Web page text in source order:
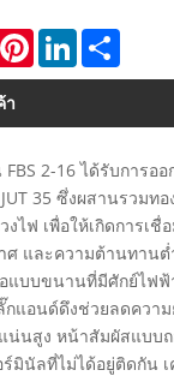
PinterestLinkedIn
า
2-16 ได้รับการออ
35 ซึ่งผสานรวมทอ
งไฟ เพื่อให้เกิดการเชื่
และความต้านทานต่
แบบขนานที่มีศักย์ไฟฟ้
แอนด์ดึงช่วยลดความ
น่นสูง หน้าสัมผัสแบบถ
มินัลที่ไม่ได้อยู่ติดกัน เ